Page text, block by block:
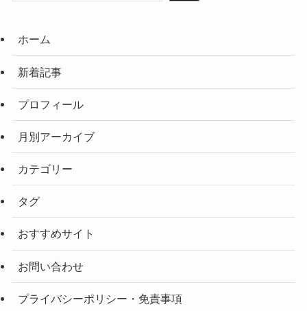
ホーム
新着記事
プロフィール
月別アーカイブ
カテゴリー
タグ
おすすめサイト
お問い合わせ
プライバシーポリシー・免責事項